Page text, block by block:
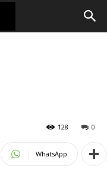
0
128
WhatsApp